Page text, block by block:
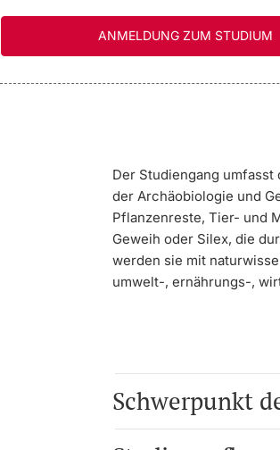
ANMELDUNG ZUM STUDIUM
Der Studiengang
der Archäobiologie und
Pflanzenreste, Tier- und
Geweih oder Silex, die
werden sie mit
umwelt-, ernährungs-,
Schwerpunkt